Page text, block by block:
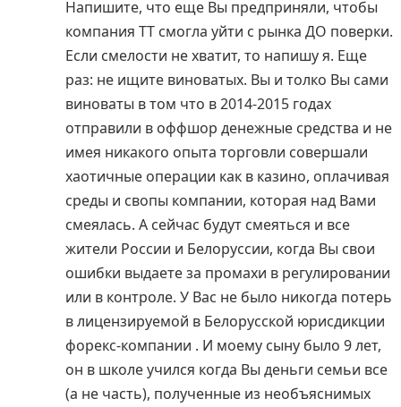
Напишите, что еще Вы предприняли, чтобы
компания ТТ смогла уйти с рынка ДО поверки.
Если смелости не хватит, то напишу я. Еще
раз: не ищите виноватых. Вы и толко Вы сами
виноваты в том что в 2014-2015 годах
отправили в оффшор денежные средства и не
имея никакого опыта торговли совершали
хаотичные операции как в казино, оплачивая
среды и свопы компании, которая над Вами
смеялась. А сейчас будут смеяться и все
жители России и Белоруссии, когда Вы свои
ошибки выдаете за промахи в регулировании
или в контроле. У Вас не было никогда потерь
в лицензируемой в Белорусской юрисдикции
форекс-компании . И моему сыну было 9 лет,
он в школе учился когда Вы деньги семьи все
(а не часть), полученные из необъяснимых